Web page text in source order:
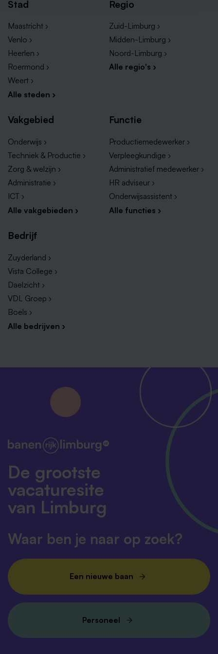
Stad
Maastricht ›
Venlo ›
Heerlen ›
Roermond ›
Weert ›
Alle steden ›
Regio
Zuid-Limburg ›
Midden-Limburg ›
Noord-Limburg ›
Alle regio's ›
Vakgebied
Onderwijs ›
Techniek & Productie ›
Zorg & welzijn ›
Administratie ›
ICT ›
Alle vakgebieden ›
Functie
Productiemedewerker ›
Verpleegkundige ›
Administratief medewerker ›
HR adviseur ›
Onderwijsassistent ›
Alle functies ›
Bedrijf
Zuyderland ›
Vista College ›
Daelzicht ›
VDL Groep ›
Boels ›
Alle bedrijven ›
De grootste
vacaturesite
van Limburg
Waar ben je naar op zoek?
Een nieuwe baan
Personeel